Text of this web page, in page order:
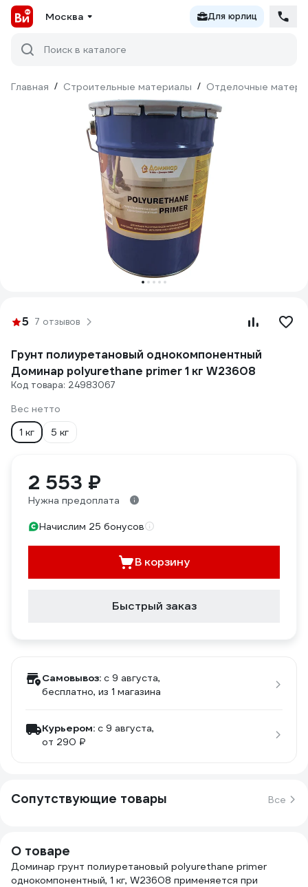
Москва Для юрлиц
Поиск в каталоге
Главная / Строительные материалы / Отделочные
5 7 отзывов
Грунт полиуретановый однокомпонентный
Доминар polyurethane primer 1 кг W23608
Код товара: 24983067
Вес нетто
1 кг
5 кг
2 553 ₽
Нужна предоплата
Начислим 25 бонусов
В корзину
Быстрый заказ
Самовывоз: c 9 августа,
бесплатно, из 1 магазина
Курьером: c 9 августа,
от 290 ₽
Сопутствующие товары Все
О товаре
Доминар грунт полиуретановый polyurethane primer
однокомпонентный, 1 кг, W23608 применяется при